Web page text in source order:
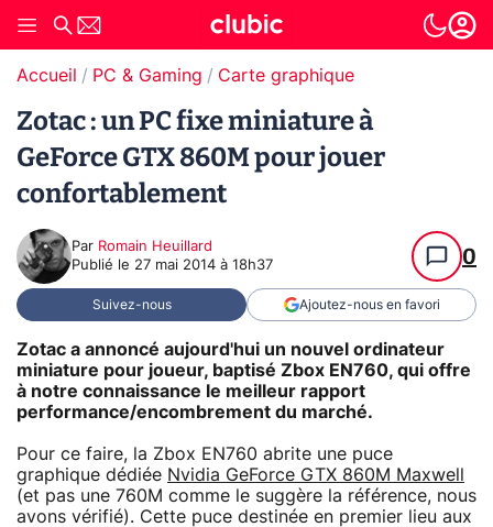
Accueil PC & Gaming Carte graphique
Zotac : un PC fixe miniature à
GeForce GTX 860M pour jouer
confortablement
Par Romain Heuillard
Publié le 27 mai 2014 à 18h37 0
Suivez-nous Ajoutez-nous en favori
Zotac a annoncé aujourd'hui un nouvel ordinateur
miniature pour joueur, baptisé Zbox EN760, qui offre
à notre connaissance le meilleur rapport
performance/encombrement du marché.
Pour ce faire, la Zbox EN760 abrite une puce
graphique dédiée Nvidia GeForce GTX 860M Maxwell
(et pas une 760M comme le suggère la référence, nous
avons vérifié). Cette puce destinée en premier lieu aux